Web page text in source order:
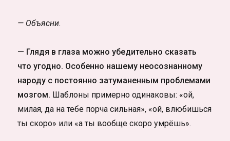
— Объясни.
— Глядя в глаза можно убедительно сказать
что угодно. Особенно нашему неосознанному
народу с постоянно затуманенным проблемами
мозгом. Шаблоны примерно одинаковы: «ой,
милая, да на тебе порча сильная», «ой, влюбишься
ты скоро» или «а ты вообще скоро умрёшь».